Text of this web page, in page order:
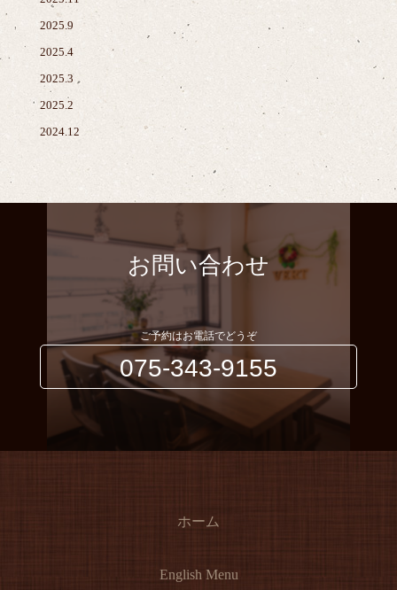
2025.9
2025.4
2025.3
2025.2
2024.12
お問い合わせ
ご予約はお電話でどうぞ
075-343-9155
ホーム
English Menu